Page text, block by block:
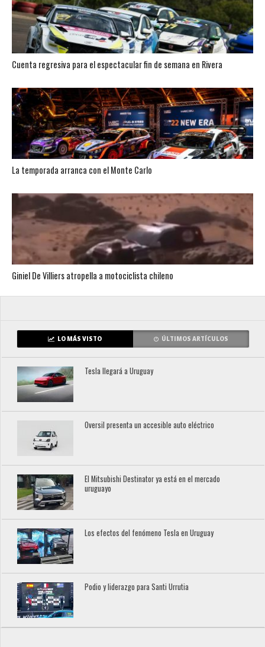
Cuenta regresiva para el espectacular fin de semana en Rivera
La temporada arranca con el Monte Carlo
Giniel De Villiers atropella a motociclista chileno
LO MÁS VISTO ÚLTIMOS ARTÍCULOS
Tesla llegará a Uruguay
Oversil presenta un accesible auto eléctrico
El Mitsubishi Destinator ya está en el mercado
uruguayo
Los efectos del fenómeno Tesla en Uruguay
Podio y liderazgo para Santi Urrutia